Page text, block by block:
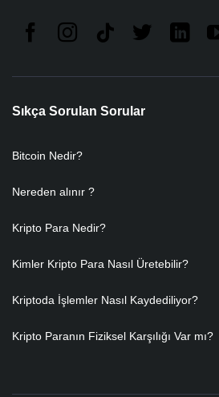
Sıkça Sorulan Sorular
Bitcoin Nedir?
Nereden alınır ?
Kripto Para Nedir?
Kimler Kripto Para Nasıl Üretebilir?
Kriptoda İşlemler Nasıl Kaydediliyor?
Kripto Paranın Fiziksel Karşılığı Var mı?